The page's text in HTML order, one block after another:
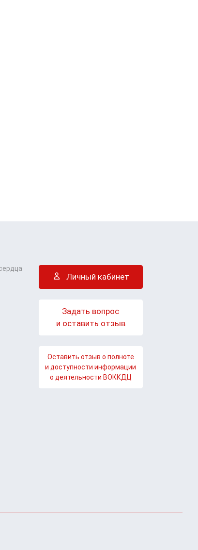
Личный кабинет
Задать вопрос
и оставить отзыв
Оставить отзыв о полноте
и доступности информации
о деятельности ВОККДЦ